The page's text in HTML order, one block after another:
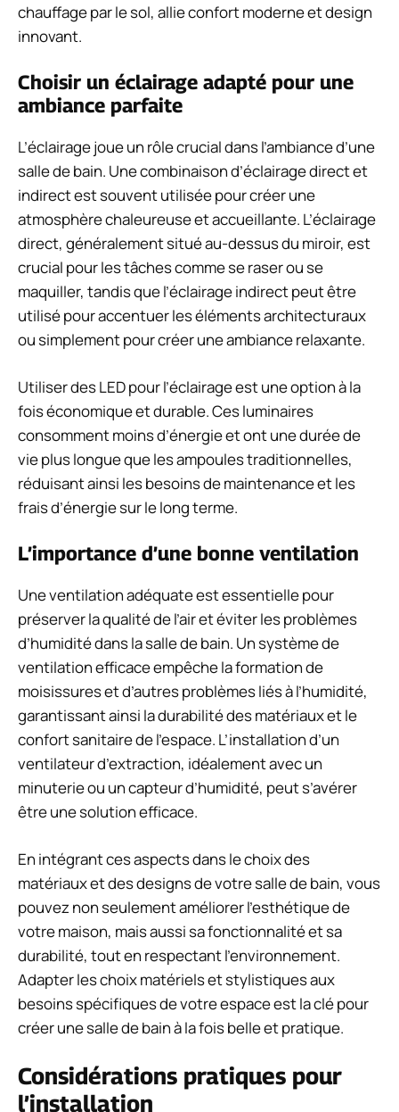
chauffage par le sol, allie confort moderne et design
innovant.
Choisir un éclairage adapté pour une
ambiance parfaite
L’éclairage joue un rôle crucial dans l’ambiance d’une
salle de bain. Une combinaison d’éclairage direct et
indirect est souvent utilisée pour créer une
atmosphère chaleureuse et accueillante. L’éclairage
direct, généralement situé au-dessus du miroir, est
crucial pour les tâches comme se raser ou se
maquiller, tandis que l’éclairage indirect peut être
utilisé pour accentuer les éléments architecturaux
ou simplement pour créer une ambiance relaxante.
Utiliser des LED pour l’éclairage est une option à la
fois économique et durable. Ces luminaires
consomment moins d’énergie et ont une durée de
vie plus longue que les ampoules traditionnelles,
réduisant ainsi les besoins de maintenance et les
frais d’énergie sur le long terme.
L’importance d’une bonne ventilation
Une ventilation adéquate est essentielle pour
préserver la qualité de l’air et éviter les problèmes
d’humidité dans la salle de bain. Un système de
ventilation efficace empêche la formation de
moisissures et d’autres problèmes liés à l’humidité,
garantissant ainsi la durabilité des matériaux et le
confort sanitaire de l’espace. L’installation d’un
ventilateur d’extraction, idéalement avec un
minuterie ou un capteur d’humidité, peut s’avérer
être une solution efficace.
En intégrant ces aspects dans le choix des
matériaux et des designs de votre salle de bain, vous
pouvez non seulement améliorer l’esthétique de
votre maison, mais aussi sa fonctionnalité et sa
durabilité, tout en respectant l’environnement.
Adapter les choix matériels et stylistiques aux
besoins spécifiques de votre espace est la clé pour
créer une salle de bain à la fois belle et pratique.
Considérations pratiques pour
l’installation